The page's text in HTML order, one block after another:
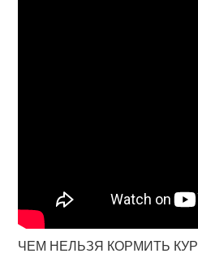
ЧЕМ НЕЛЬЗЯ КОРМИТЬ КУР